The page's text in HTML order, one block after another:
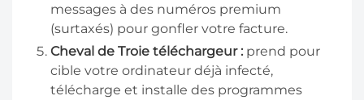
messages à des numéros premium
(surtaxés) pour gonfler votre facture.
Cheval de Troie téléchargeur : prend pour
cible votre ordinateur déjà infecté,
télécharge et installe des programmes